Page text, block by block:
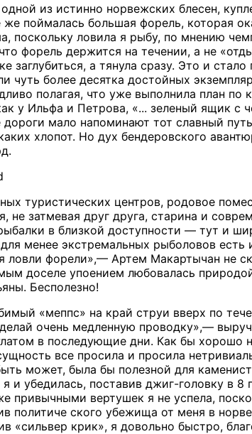
из истинно норвежских блесен,
поймалась большая форель, которая
поскольку ловила я рыбу, по мнению
форель держится на течении, а не
заглубиться, а тянула сразу. Это и
чуть более десятка достойных
полагая, что уже выполнила план
у Ильфа и Петрова, «... зеленый ящик
дороги мало напоминают тот славный
хлопот. Но дух бендеровского
туристических центров, родовое
не затмевая друг друга, старина и
в близкой доступности — тут и
менее экстремальных рыболовов
ловли форели»,— Артем Макартычан не
доселе упоением любовалась
Бесполезно!
«меппс» на край струи вверх по
очень медленную проводку»,—
в последующие дни. Как бы хорошо
все просила и просила
может, была бы полезной для
и убедилась, поставив джиг-головку в
привычными вертушек я не успела,
политиче ского убежища от меня в
«сильвер крик», я довольно быстро,